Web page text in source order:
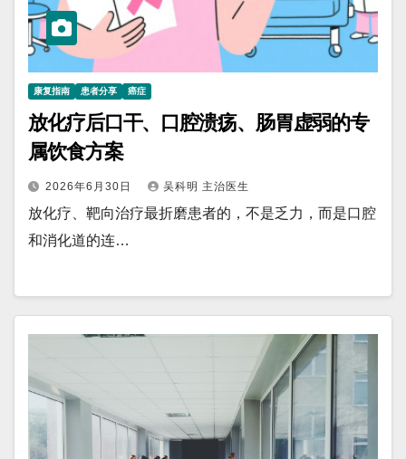
康复指南 患者分享 癌症
放化疗后口干、口腔溃疡、肠胃虚弱的专
属饮食方案
2026年6月30日 吴科明 主治医生
放化疗、靶向治疗最折磨患者的，不是乏力，而是口腔
和消化道的连…